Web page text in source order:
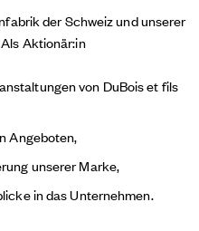
der Schweiz und unserer
Aktionär:in
von DuBois et fils
Angeboten,
unserer Marke,
in das Unternehmen.